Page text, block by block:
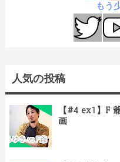
もう
人気の投稿
【#4 ex1】F
画